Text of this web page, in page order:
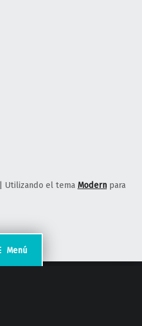
Menú
| Utilizando el tema Modern para